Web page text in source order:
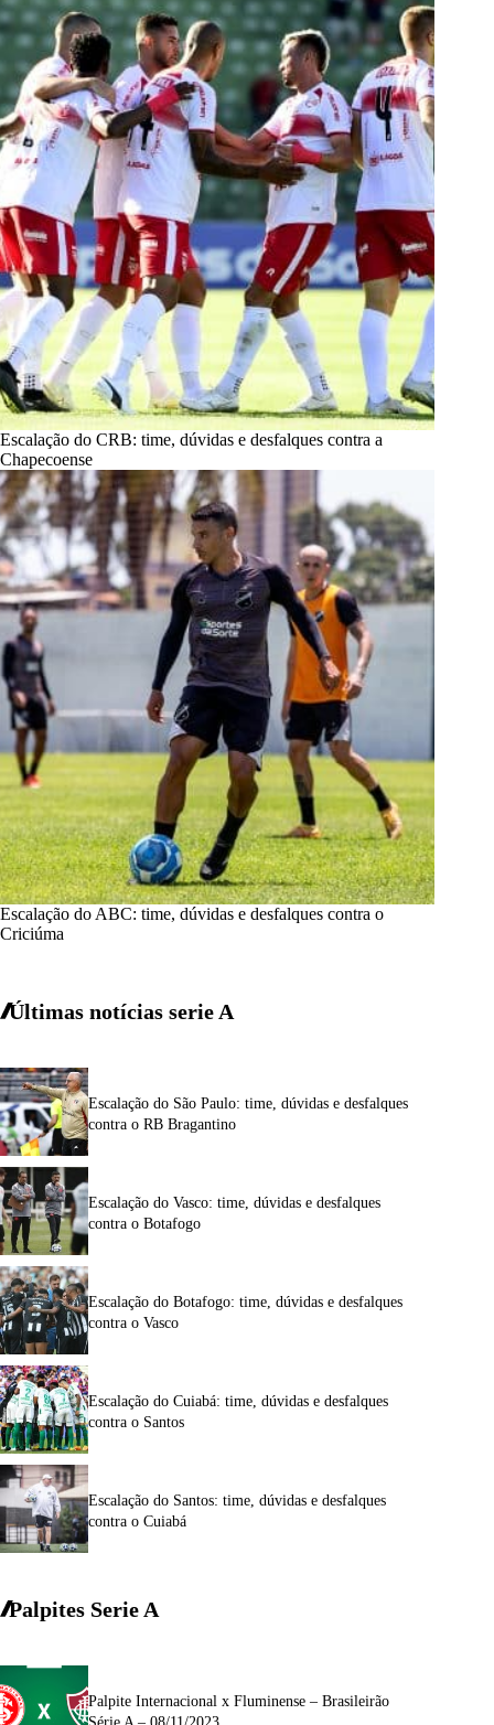
Escalação do CRB: time, dúvidas e desfalques contra a
Chapecoense
Escalação do ABC: time, dúvidas e desfalques contra o
Criciúma
Últimas notícias serie A
Escalação do São Paulo: time, dúvidas e desfalques
contra o RB Bragantino
Escalação do Vasco: time, dúvidas e desfalques
contra o Botafogo
Escalação do Botafogo: time, dúvidas e desfalques
contra o Vasco
Escalação do Cuiabá: time, dúvidas e desfalques
contra o Santos
Escalação do Santos: time, dúvidas e desfalques
contra o Cuiabá
Palpites Serie A
Palpite Internacional x Fluminense – Brasileirão